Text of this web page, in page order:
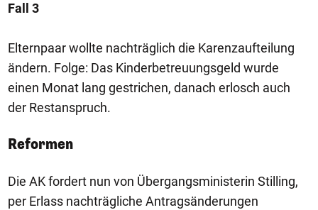
Fall 3
Elternpaar wollte nachträglich die Karenzaufteilung
ändern. Folge: Das Kinderbetreuungsgeld wurde
einen Monat lang gestrichen, danach erlosch auch
der Restanspruch.
Reformen
Die AK fordert nun von Übergangsministerin Stilling,
per Erlass nachträgliche Antragsänderungen